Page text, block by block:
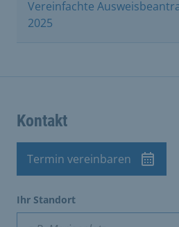
Vereinfachte
2025
Kontakt
Termin vereinbaren
Ihr Standort